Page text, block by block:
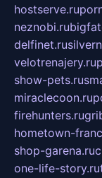
hostserve.ru
neznobi.ru
delfinet.ru
velotrenajery.ru
show-pets.ru
miraclecoon.ru
firehunters.ru
hometown-
shop-garena.ru
one-life-story.ru